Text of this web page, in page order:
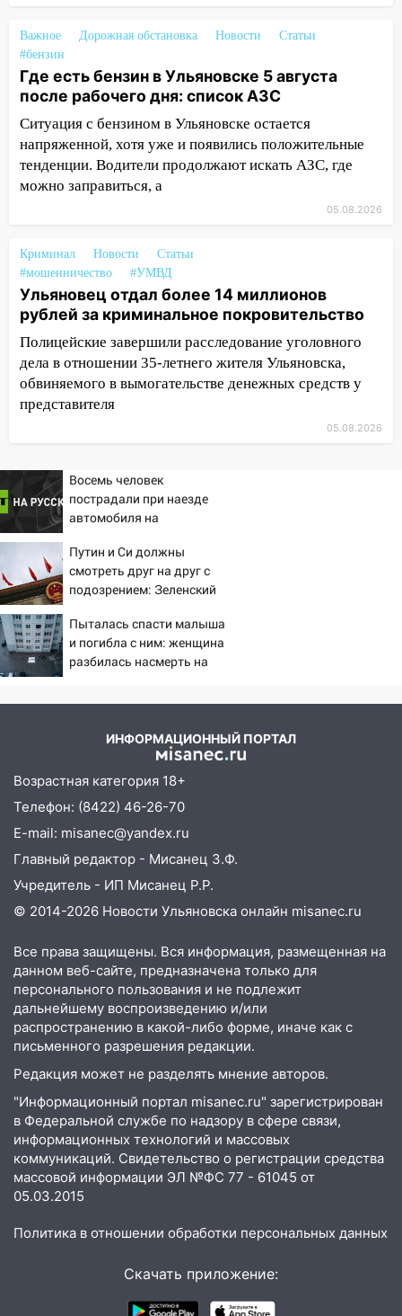
Ульяновске задержали 19-летнюю
сообщницу мошенников
16:12 Едва не перерезал горло: в
Вешкайме посиделки с судимым
знакомым закончились для женщины
больницей
16:06
18-летняя девушка без прав
перевернулась на мопеде и попала в
15:59
Ульяновец отдал более 14
миллионов рублей за криминальное
покровительство
15:32
летнего мопедиста
15:00 В Ульяновске после тройного ДТП
госпитализировали 25-летнего байкера
14:08
Пешеход переходил по «зебре»:
подробности серьезной аварии на
Фруктовой
13:30
В Димитровграде на улице
Трудовой горело здание
13:00
Водитель без прав врезался в
припаркованный автомобиль
12:37
Переезжал «зебру» на
Железнодорожном районе горела дача
11:33 В Засвияжье под колёса авто
попал мужчина
11:17 В Радищевском районе сгорели
хозяйственные постройки
11:00 В Канадее горел жилой дом
10:18 Губернатор Ульяновской области:
регионе
10:00 В Ульяновске дотла сгорел
легковой автомобиль
09:39 В Ульяновске будут судить десять
09:25 Вынесли приговор дебоширам,
избившим мужчину в трамвае
08:27 Ульяновская полиция получила
один из шести уникальных автомобилей
в России
погода в Ульяновске днем 5 августа
Двое мигрантов изнасиловали 13-
Важное Дорожная обстановка Новости
Статьи
#бензин
Где есть бензин в Ульяновске 5 августа
после рабочего дня: список АЗС
Ситуация с бензином в Ульяновске остается
напряженной, хотя уже и появились положительные
тенденции. Водители продолжают искать АЗС, где
можно заправиться, а
05.08.2026
Криминал Новости
Статьи
#мошенничество
#УМВД
Ульяновец отдал более 14 миллионов
рублей за криминальное покровительство
Полицейские завершили расследование уголовного
дела в отношении 35-летнего жителя Ульяновска,
обвиняемого в вымогательстве денежных средств у
представителя
05.08.2026
Восемь человек
пострадали при наезде
автомобиля на
Путин и Си должны
смотреть друг на друг с
подозрением: Зеленский
дипломатам
Пыталась спасти малыша
и погибла с ним: женщина
разбилась насмерть на
ИНФОРМАЦИОННЫЙ ПОРТАЛ
Возрастная категория 18+
Телефон: (8422) 46-26-70
E-mail: misanec@yandex.ru
Главный редактор - Мисанец З.Ф.
Учредитель - ИП Мисанец Р.Р.
© 2014-2026 Новости Ульяновска онлайн misanec.ru
Все права защищены. Вся информация, размещенная на
данном веб-сайте, предназначена только для
персонального пользования и не подлежит
дальнейшему воспроизведению и/или
распространению в какой-либо форме, иначе как с
письменного разрешения редакции.
Редакция может не разделять мнение авторов.
"Информационный портал misanec.ru" зарегистрирован
в Федеральной службе по надзору в сфере связи,
информационных технологий и массовых
коммуникаций. Свидетельство о регистрации средства
массовой информации ЭЛ №ФС 77 - 61045 от
05.03.2015
Политика в отношении обработки персональных данных
Скачать приложение: